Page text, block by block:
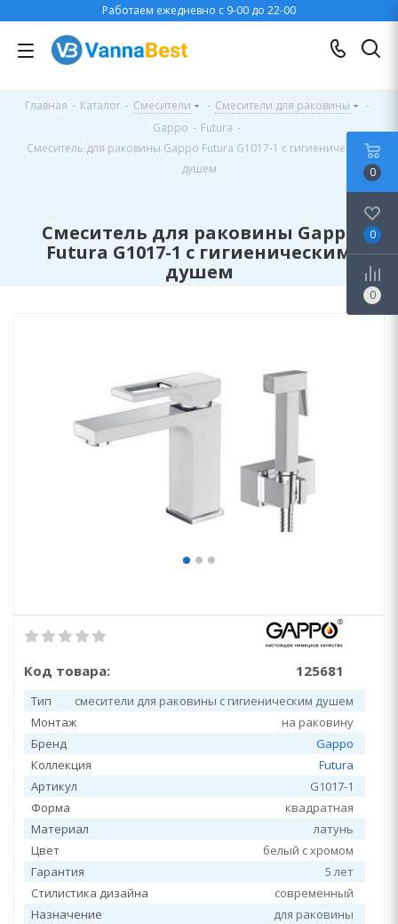
Работаем ежедневно с 9-00 до 22-00
Главная - Каталог - Смесители - Смесители для раковины
-
Gappo - Futura -
Смеситель для раковины Gappo Futura G1017-1 с гигиеническим
душем
Смеситель для раковины Gappo
Futura G1017-1 с гигиеническим
душем
Код товара: 125681
Тип
смесители для раковины с гигиеническим душем
Монтаж
на раковину
Бренд
Gappo
Коллекция
Futura
Артикул
G1017-1
Форма
квадратная
Материал
латунь
Цвет
белый с хромом
Гарантия
5 лет
Стилистика дизайна
современный
Назначение
для раковины
0
0
0